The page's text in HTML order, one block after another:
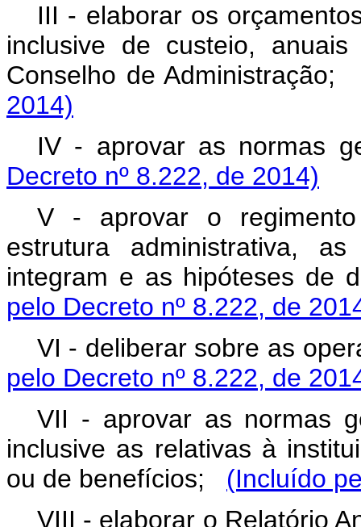
III - elaborar os
inclusive de custeio,
Conselho de
2014)
IV - aprovar as normas
Decreto nº 8.222, de 2014)
V - aprovar o
estrutura administrativa,
integram e as hipóteses
pelo Decreto nº 8.222, de
VI - deliberar sobre as
pelo Decreto nº 8.222, de
VII - aprovar as normas
inclusive as relativas à
ou de benefícios; (Incluído
VIII - elaborar o Relatório